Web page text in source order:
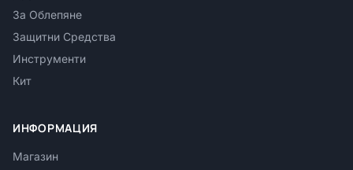
За Облепяне
Защитни Средства
Инструменти
Кит
ИНФОРМАЦИЯ
Магазин